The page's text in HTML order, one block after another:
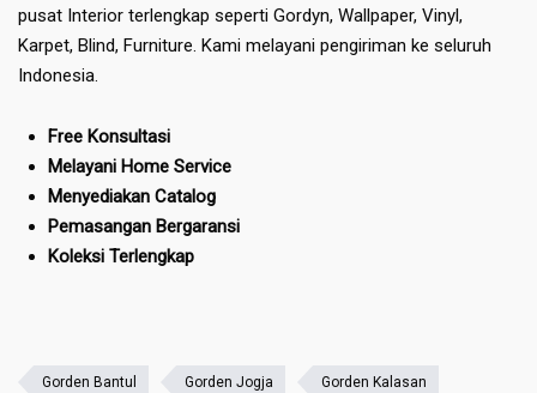
pusat Interior terlengkap seperti Gordyn, Wallpaper, Vinyl,
Karpet, Blind, Furniture. Kami melayani pengiriman ke seluruh
Indonesia.
Free Konsultasi
Melayani Home Service
Menyediakan Catalog
Pemasangan Bergaransi
Koleksi Terlengkap
Gorden Bantul Gorden Jogja Gorden Kalasan